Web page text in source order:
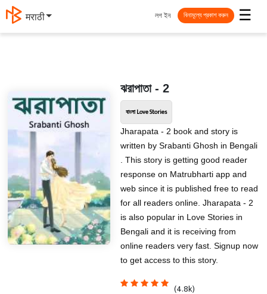
मराठी ☰
লগ ইন বিনামূল্যে প্রকাশ করুন
ঝরাপাতা - 2
বাংলা Love Stories
Jharapata - 2 book and story is
written by Srabanti Ghosh in Bengali
. This story is getting good reader
response on Matrubharti app and
web since it is published free to read
for all readers online. Jharapata - 2
is also popular in Love Stories in
Bengali and it is receiving from
online readers very fast. Signup now
to get access to this story.
(4.8k)